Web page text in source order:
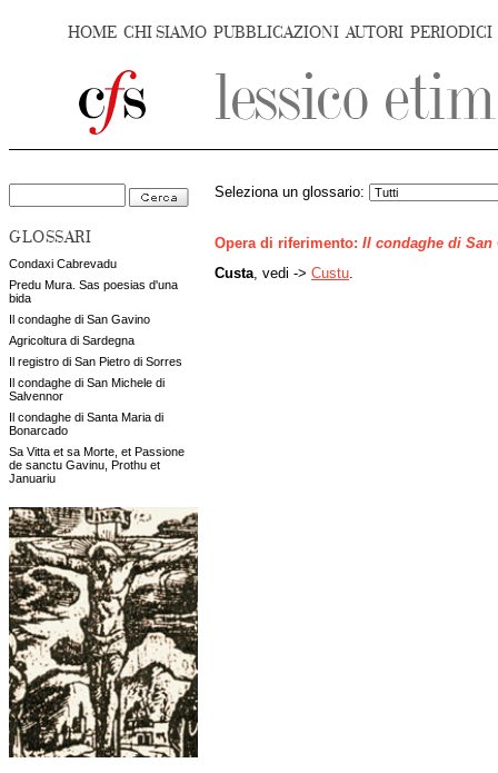
HOME CHI SIAMO PUBBLICAZIONI AUTORI PERIODICI
GLOSSARI
Condaxi Cabrevadu
Predu Mura. Sas poesias d'una
bida
Il condaghe di San Gavino
Agricoltura di Sardegna
Il registro di San Pietro di Sorres
Il condaghe di San Michele di
Salvennor
Il condaghe di Santa Maria di
Bonarcado
Sa Vitta et sa Morte, et Passione
de sanctu Gavinu, Prothu et
Januariu
Seleziona un glossario:
Opera di riferimento: Il condaghe di San
Custa , vedi -> Custu